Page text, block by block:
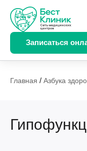
Записаться
Главная / Азбука